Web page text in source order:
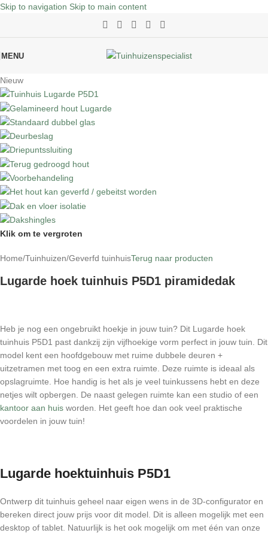
Skip to navigation Skip to main content
MENU
Nieuw
Klik om te vergroten
Home/Tuinhuizen/Geverfd tuinhuisTerug naar producten
Lugarde hoek tuinhuis P5D1 piramidedak
Heb je nog een ongebruikt hoekje in jouw tuin? Dit Lugarde hoek
tuinhuis P5D1 past dankzij zijn vijfhoekige vorm perfect in jouw tuin. Dit
model kent een hoofdgebouw met ruime dubbele deuren +
uitzetramen met toog en een extra ruimte. Deze ruimte is ideaal als
opslagruimte. Hoe handig is het als je veel tuinkussens hebt en deze
netjes wilt opbergen. De naast gelegen ruimte kan een studio of een
kantoor aan huis worden. Het geeft hoe dan ook veel praktische
voordelen in jouw tuin!
Lugarde hoektuinhuis P5D1
Ontwerp dit tuinhuis geheel naar eigen wens in de 3D-configurator en
bereken direct jouw prijs voor dit model. Dit is alleen mogelijk met een
desktop of tablet. Natuurlijk is het ook mogelijk om met één van onze